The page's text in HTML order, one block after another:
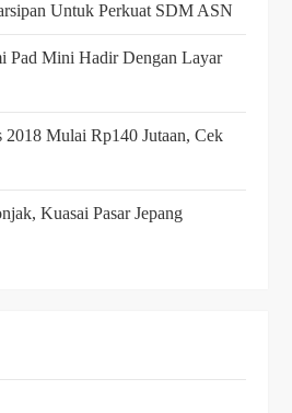
Untuk Perkuat SDM ASN
Pad Mini Hadir Dengan Layar
2018 Mulai Rp140 Jutaan, Cek
Kuasai Pasar Jepang